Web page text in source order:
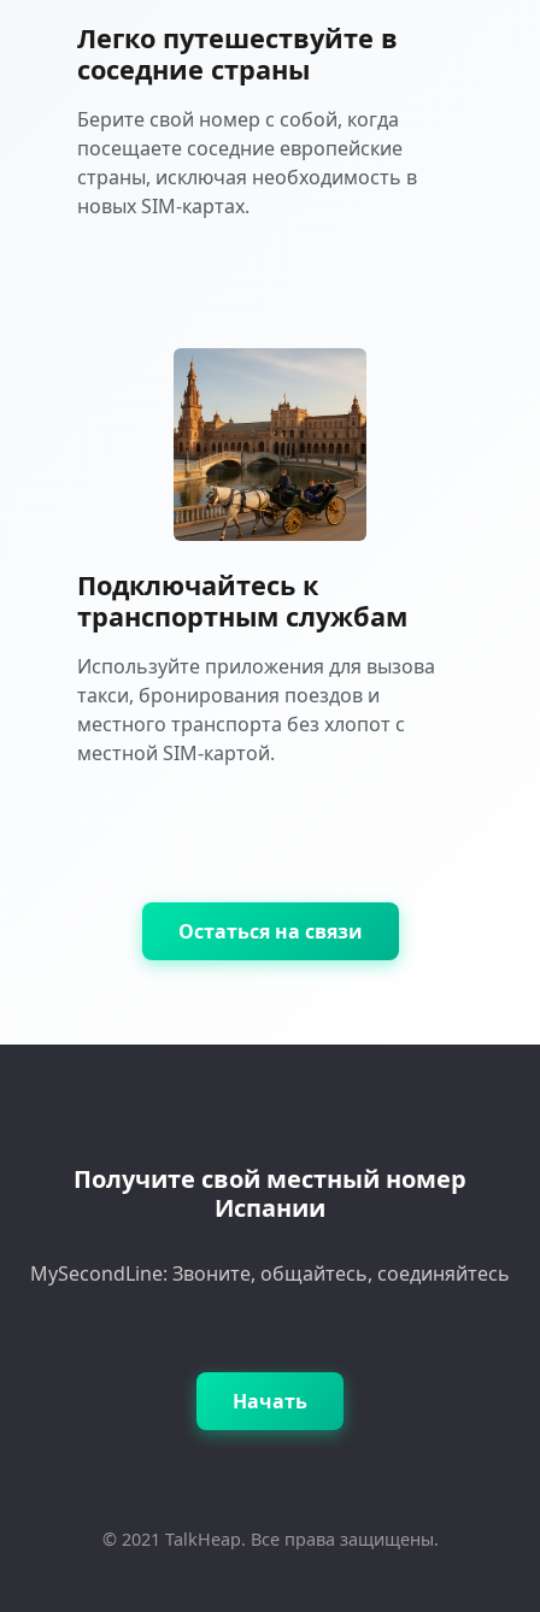
Легко путешествуйте в
соседние страны
Берите свой номер с собой, когда
посещаете соседние европейские
страны, исключая необходимость в
новых SIM-картах.
Подключайтесь к
транспортным службам
Используйте приложения для вызова
такси, бронирования поездов и
местного транспорта без хлопот с
местной SIM-картой.
Остаться на связи
Получите свой местный номер
Испании
MySecondLine: Звоните, общайтесь, соединяйтесь
Начать
© 2021 TalkHeap. Все права защищены.